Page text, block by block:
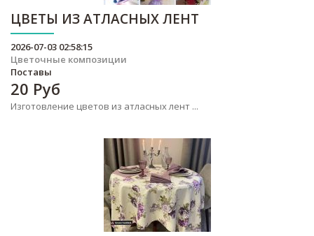
ЦВЕТЫ ИЗ АТЛАСНЫХ ЛЕНТ
2026-07-03 02:58:15
Цветочные композиции
Поставы
20 Руб
Изготовление цветов из атласных лент ...